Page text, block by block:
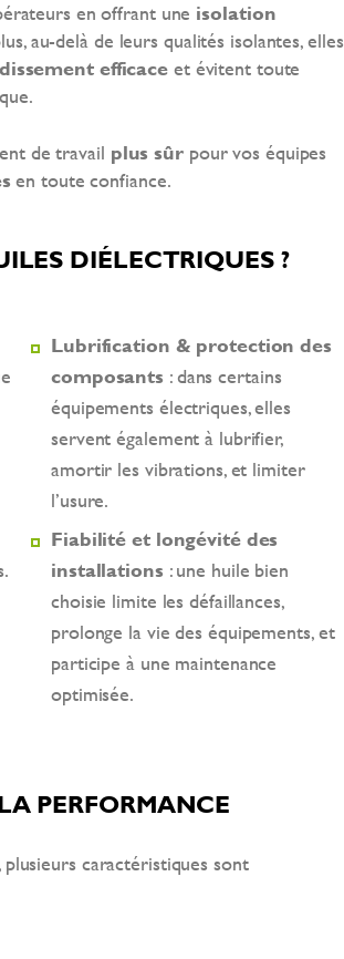
en offrant une isolation
au-delà de leurs qualités isolantes, elles
efficaceet évitent toute
de travail plus sûrpour vos équipes
en toute confiance.
DIÉLECTRIQUES ?
Lubrification & protection des
composants : dans certains
équipements électriques, elles
servent également à lubrifier,
amortir les vibrations, et limiter
l’usure.
Fiabilité et longévité des
installations : une huile bien
choisie limite les défaillances,
prolonge la vie des équipements, et
participe à une maintenance
optimisée.
PERFORMANCE
caractéristiques sont